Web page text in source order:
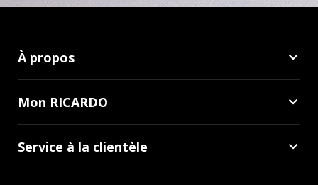
À propos
Mon RICARDO
Service à la clientèle